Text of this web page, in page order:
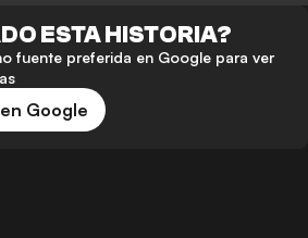
ESTA HISTORIA?
fuente preferida en Google para ver
Google